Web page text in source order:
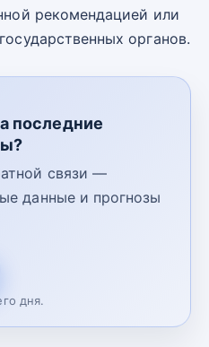
рекомендацией или
органов.
последние
связи —
данные и прогнозы
дня.